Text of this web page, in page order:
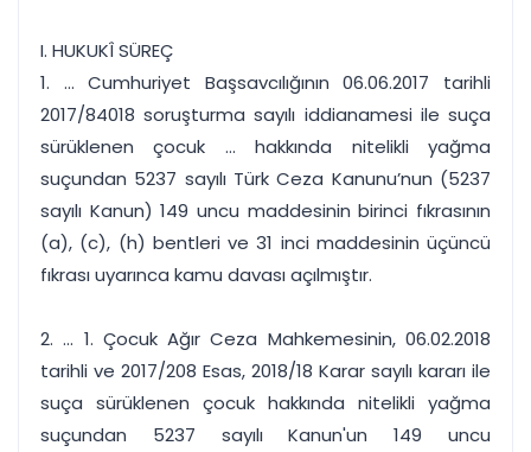
I. HUKUKÎ SÜREÇ
1. ... Cumhuriyet Başsavcılığının 06.06.2017 tarihli
2017/84018 soruşturma sayılı iddianamesi ile suça
sürüklenen çocuk ... hakkında nitelikli yağma
suçundan 5237 sayılı Türk Ceza Kanunu’nun (5237
sayılı Kanun) 149 uncu maddesinin birinci fıkrasının
(a), (c), (h) bentleri ve 31 inci maddesinin üçüncü
fıkrası uyarınca kamu davası açılmıştır.
2. ... 1. Çocuk Ağır Ceza Mahkemesinin, 06.02.2018
tarihli ve 2017/208 Esas, 2018/18 Karar sayılı kararı ile
suça sürüklenen çocuk hakkında nitelikli yağma
suçundan 5237 sayılı Kanun'un 149 uncu